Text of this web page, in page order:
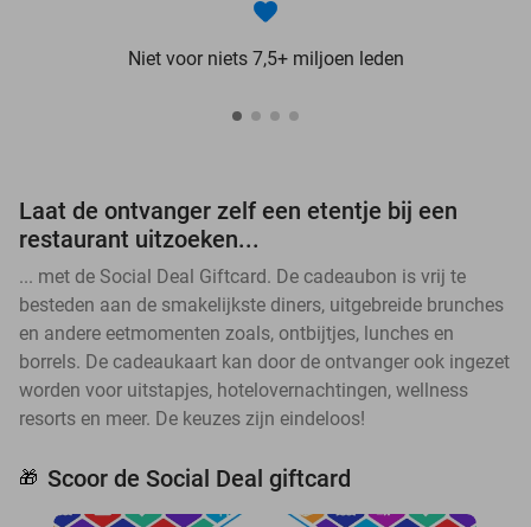
Niet voor niets 7,5+ miljoen leden
Laat de ontvanger zelf een etentje bij een
restaurant uitzoeken...
... met de Social Deal Giftcard. De cadeaubon is vrij te
besteden aan de smakelijkste diners, uitgebreide brunches
en andere eetmomenten zoals, ontbijtjes, lunches en
borrels. De cadeaukaart kan door de ontvanger ook ingezet
worden voor uitstapjes, hotelovernachtingen, wellness
resorts en meer. De keuzes zijn eindeloos!
🎁 Scoor de Social Deal giftcard